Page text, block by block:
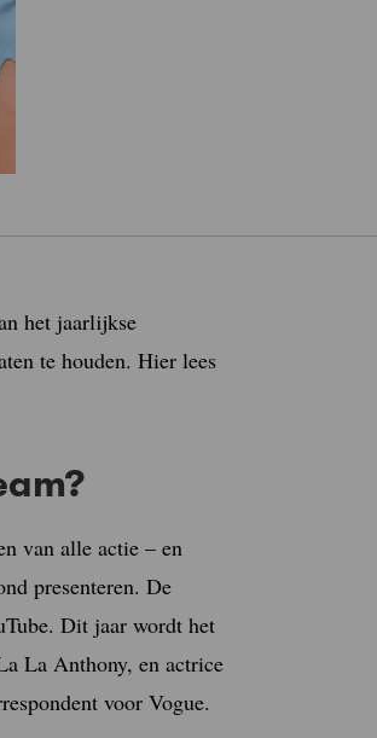
het jaarlijkse
te houden. Hier lees
van alle actie – en
presenteren. De
Dit jaar wordt het
La Anthony, en actrice
voor Vogue.